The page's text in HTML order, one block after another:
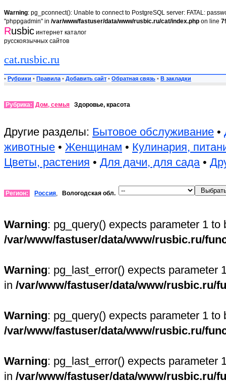
Warning: pg_pconnect(): Unable to connect to PostgreSQL server: FATAL:
"phppgadmin" in /var/www/fastuser/data/www/rusbic.ru/cat/index.php on line
Rusbic интернет каталог
русскоязычных сайтов
cat.rusbic.ru
• Рубрики • Правила • Добавить сайт • Обратная связь • В закладки
Рубрика: Дом, семья Здоровье, красота
Другие разделы: Бытовое обслуживание •
животные • Женщинам • Кулинария,
Цветы, растения • Для дачи, для сада•
Регион: Россия, Вологодская обл.
Warning: pg_query() expects parameter 1
/var/www/fastuser/data/www/rusbic.ru/
Warning: pg_last_error() expects parameter
in /var/www/fastuser/data/www/rusbic.ru/
Warning: pg_query() expects parameter 1
/var/www/fastuser/data/www/rusbic.ru/
Warning: pg_last_error() expects parameter
in /var/www/fastuser/data/www/rusbic.ru/